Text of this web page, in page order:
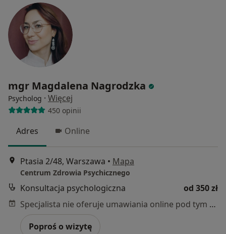
mgr Magdalena Nagrodzka
Psycholog · Więcej
450 opinii
Adres Online
Ptasia 2/48, Warszawa • Mapa
Centrum Zdrowia Psychicznego
Konsultacja psychologiczna
od 350 zł
Specjalista nie oferuje umawiania online pod tym adresem.
Poproś o wizytę